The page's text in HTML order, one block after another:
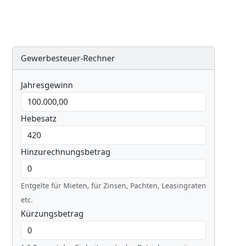
Gewerbesteuer-Rechner
Jahresgewinn
Hebesatz
Hinzurechnungsbetrag
Entgelte für Mieten, für Zinsen, Pachten, Leasingraten
etc.
Kürzungsbetrag